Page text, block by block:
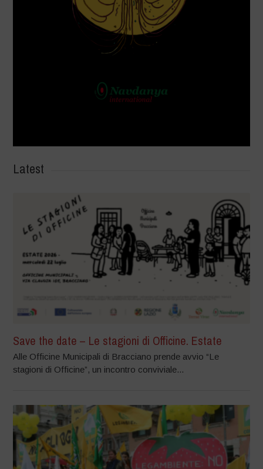
Latest
Save the date – Le stagioni di Officine. Estate
Alle Officine Municipali di Bracciano prende avvio “Le
stagioni di Officine”, un incontro conviviale...